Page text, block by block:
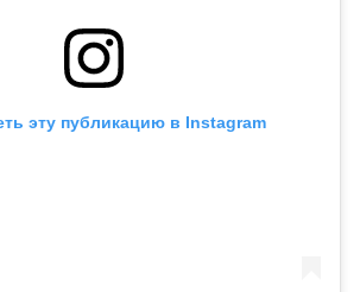
эту публикацию в Instagram